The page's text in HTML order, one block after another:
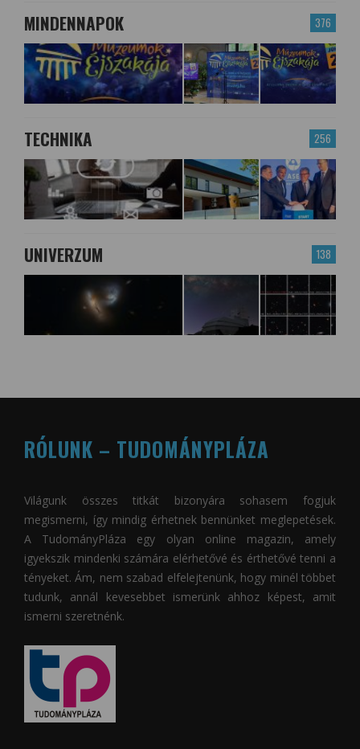
376
MINDENNAPOK
256
TECHNIKA
138
UNIVERZUM
RÓLUNK – TUDOMÁNYPLÁZA
Világunk összes titkát bizonyára sohasem fogjuk
megismerni, így mindig érhetnek bennünket meglepetések.
A TudományPláza egy olyan online magazin, amely
igyekszik mindenki számára elérhetővé és érthetővé tenni a
tényeket. Ám, nem szabad elfelejtenünk, hogy minél többet
tudunk, annál kevesebbet ismerünk ahhoz képest, amit
ismerni szeretnénk.